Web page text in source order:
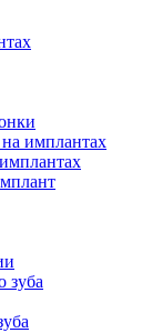
имплантах
зуба